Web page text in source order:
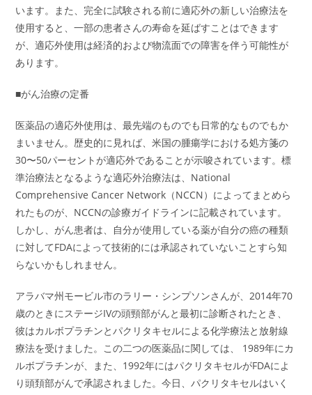
います。また、完全に試験される前に適応外の新しい治療法を
使用すると、一部の患者さんの寿命を延ばすことはできます
が、適応外使用は経済的および物流面での障害を伴う可能性が
あります。
■がん治療の定番
医薬品の適応外使用は、最先端のものでも日常的なものでもか
まいません。歴史的に見れば、米国の腫瘍学における処方箋の
30〜50パーセントが適応外であることが示唆されています。標
準治療法となるような適応外治療法は、National
Comprehensive Cancer Network（NCCN）によってまとめら
れたものが、NCCNの診療ガイドラインに記載されています。
しかし、がん患者は、自分が使用している薬が自分の癌の種類
に対してFDAによって技術的には承認されていないことすら知
らないかもしれません。
アラバマ州モービル市のラリー・シンプソンさんが、2014年70
歳のときにステージIVの頭頸部がんと最初に診断されたとき、
彼はカルボプラチンとパクリタキセルによる化学療法と放射線
療法を受けました。この二つの医薬品に関しては、 1989年にカ
ルボプラチンが、また、1992年にはパクリタキセルがFDAによ
り頭頚部がんで承認されました。今日、パクリタキセルはいく